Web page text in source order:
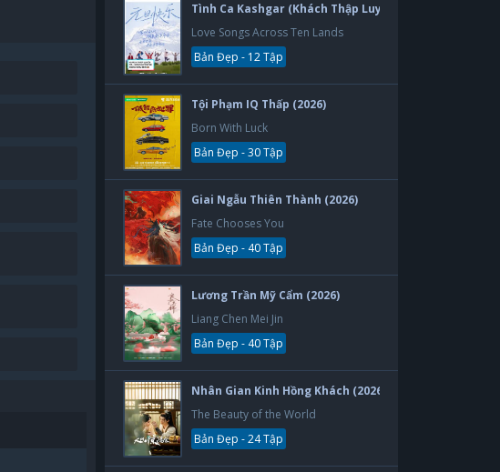
Tình Ca Kashgar (Khách Thập Luyến Ca) (2026)
Love Songs Across Ten Lands
Bản Đẹp - 12 Tập
Tội Phạm IQ Thấp (2026)
Born With Luck
Bản Đẹp - 30 Tập
Giai Ngẫu Thiên Thành (2026)
Fate Chooses You
Bản Đẹp - 40 Tập
Lương Trần Mỹ Cẩm (2026)
Liang Chen Mei Jin
Bản Đẹp - 40 Tập
Nhân Gian Kinh Hồng Khách (2026)
The Beauty of the World
Bản Đẹp - 24 Tập